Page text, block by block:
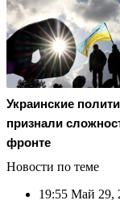
Украинские
признали
фронте
Новости по теме
19:55 Май 29,